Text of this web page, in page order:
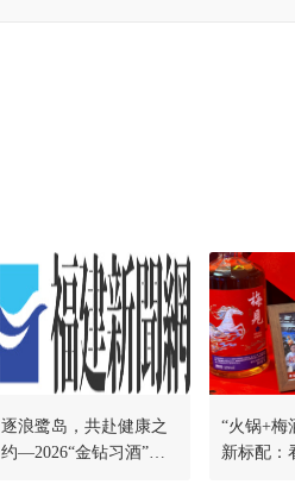
逐浪鹭岛，共赴健康之
约—2026“金钻习酒”美
“火锅+梅
新标配：